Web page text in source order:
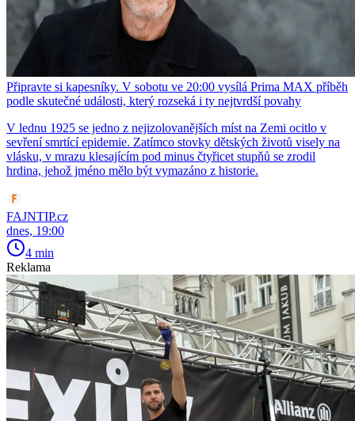
Připravte si kapesníky. V sobotu ve 20:00 vysílá Prima MAX příběh
podle skutečné události, který rozseká i ty nejtvrdší povahy
V lednu 1925 se jedno z nejizolovanějších míst na Zemi ocitlo v
sevření smrtící epidemie. Zatímco stovky dětských životů visely na
vlásku, v mrazu klesajícím pod minus čtyřicet stupňů se zrodil
hrdina, jehož jméno mělo být vymazáno z historie.
FAJNTIP.cz
dnes, 19:00
4 min
Reklama